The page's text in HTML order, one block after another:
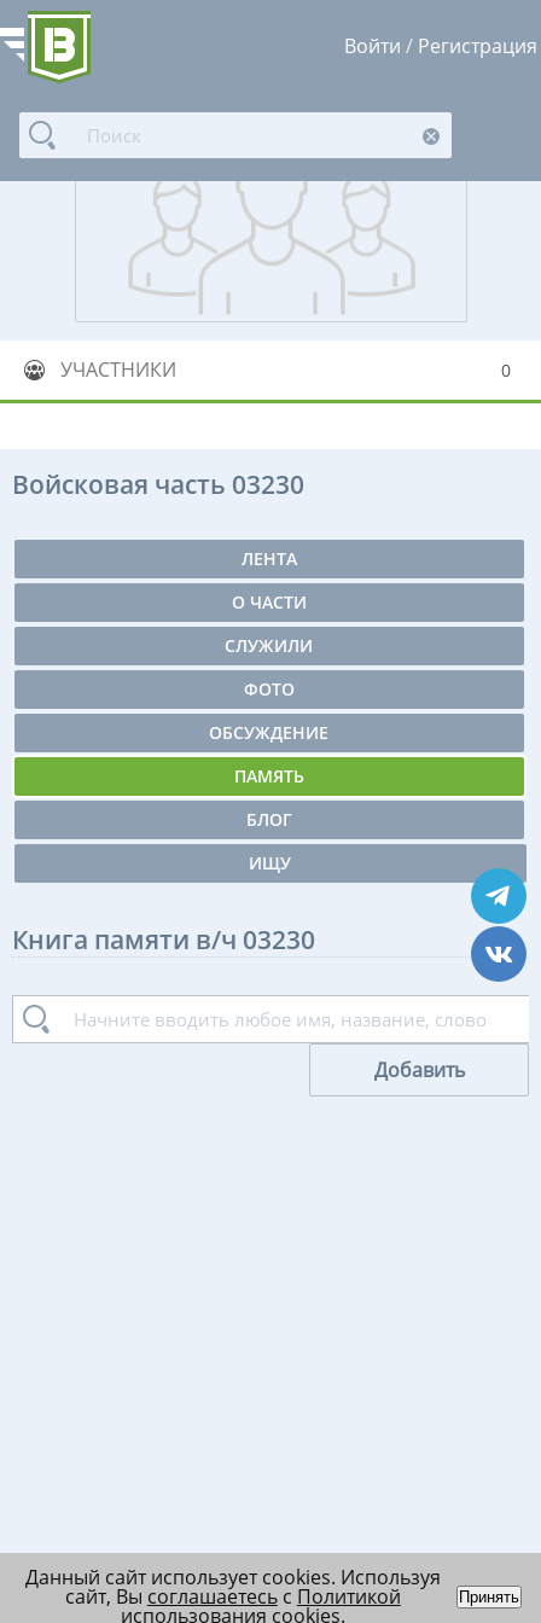
Войти / Регистрация
УЧАСТНИКИ 0
Войсковая часть 03230
ЛЕНТА
О ЧАСТИ
СЛУЖИЛИ
ФОТО
ОБСУЖДЕНИЕ
ПАМЯТЬ
БЛОГ
ИЩУ
Книга памяти в/ч 03230
Добавить
Данный сайт использует cookies. Используя
сайт, Вы соглашаетесьс Политикой
использования cookies.
Принять